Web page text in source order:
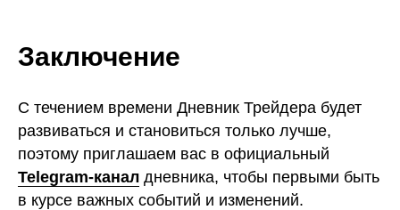
Заключение
С течением времени Дневник Трейдера будет
развиваться и становиться только лучше,
поэтому приглашаем вас в официальный
Telegram-канал дневника, чтобы первыми быть
в курсе важных событий и изменений.